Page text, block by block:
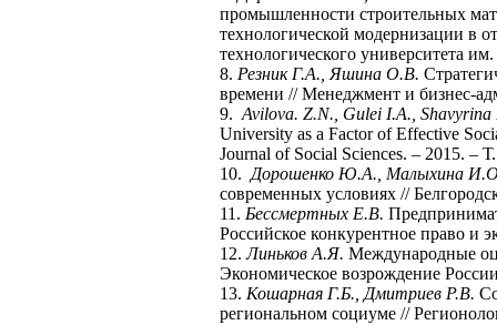
промышленности строительных
технологической модернизации в
технологического университета
8. Резник Г.А., Яшина О.В.
времени // Менеджмент и бизнес-
9.Avilova. Z.N., Gulei I.A., Shavyrina
University as a Factor of Effective
Journal of Social Sciences. – 2015. –
10.Дорошенко Ю.А., Малыхина
современных условиях //
11. Бессмертных Е.В.
Российское конкурентное право и
12.Линьков А.Я. Международные
Экономическое возрождение
13. Кошарная Г.Б., Дмитриев Р.В.
региональном социуме //